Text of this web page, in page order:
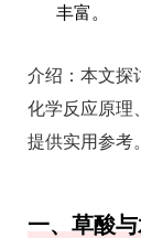
丰富。
介绍： 本文探
化学反应原理
提供实用参考。
一、草酸